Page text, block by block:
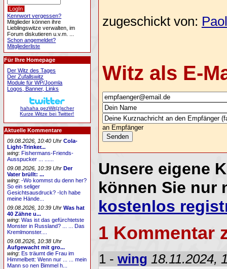
zugeschickt von:
Witz als E-
an Empfänger
Unsere eigene
können Sie nur
kostenlos
1 Kommentar
1 - wing 18.11.2024,
Kennwort vergessen?
Mitglieder können ihre
Lieblingswitze verwalten, im
Forum diskutieren u.v.m. ...
Schon angemeldet?
Mitgliederliste
Für Ihre Homepage
Der Witz des Tages
Der Zufallswitz
Module für WP/Joomla
Logos, Banner, Links
hahaha gezWit(z)scher
Kurze Witze bei Twitter!
Aktuelle Kommentare
09.08.2026, 10:40 Uhr Cola-
Light-Trinker...
wing:Fishermans-Friends-
Ausspucker ... ......
09.08.2026, 10:39 Uhr Der
Vater brüllt: ...
wing:-Wo kommst du denn her?
So ein seliger
Gesichtsausdruck? -Ich habe
meine Hände...
09.08.2026, 10:39 Uhr Was hat
40 Zähne u...
wing:Was ist das gefürchtetste
Monster in Russland? ... ... Das
Kremlmonster....
09.08.2026, 10:38 Uhr
Aufgewacht mit gro...
wing:Es träumt die Frau im
Himmelbett: Wenn nur ... ... mein
Mann so nen Bimmel h...